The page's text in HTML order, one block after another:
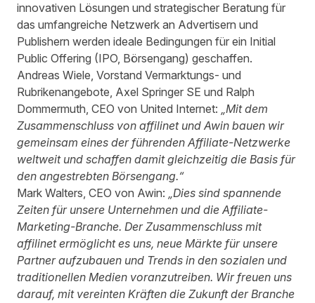
innovativen Lösungen und strategischer Beratung für
das umfangreiche Netzwerk an Advertisern und
Publishern werden ideale Bedingungen für ein Initial
Public Offering (IPO, Börsengang) geschaffen.
Andreas Wiele, Vorstand Vermarktungs- und
Rubrikenangebote, Axel Springer SE und Ralph
Dommermuth, CEO von United Internet: „Mit dem
Zusammenschluss von affilinet und Awin bauen wir
gemeinsam eines der führenden Affiliate-Netzwerke
weltweit und schaffen damit gleichzeitig die Basis für
den angestrebten Börsengang.“
Mark Walters, CEO von Awin: „Dies sind spannende
Zeiten für unsere Unternehmen und die Affiliate-
Marketing-Branche. Der Zusammenschluss mit
affilinet ermöglicht es uns, neue Märkte für unsere
Partner aufzubauen und Trends in den sozialen und
traditionellen Medien voranzutreiben. Wir freuen uns
darauf, mit vereinten Kräften die Zukunft der Branche